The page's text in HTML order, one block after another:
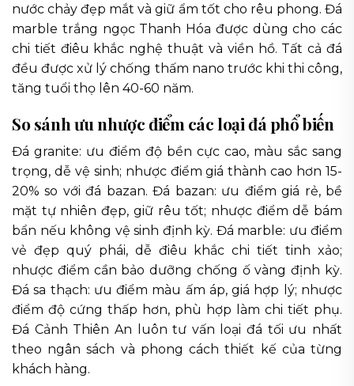
nước chảy đẹp mắt và giữ ẩm tốt cho rêu phong. Đá
marble trắng ngọc Thanh Hóa được dùng cho các
chi tiết điêu khắc nghệ thuật và viền hồ. Tất cả đá
đều được xử lý chống thấm nano trước khi thi công,
tăng tuổi thọ lên 40-60 năm.
So sánh ưu nhược điểm các loại đá phổ biến
Đá granite: ưu điểm độ bền cực cao, màu sắc sang
trọng, dễ vệ sinh; nhược điểm giá thành cao hơn 15-
20% so với đá bazan. Đá bazan: ưu điểm giá rẻ, bề
mặt tự nhiên đẹp, giữ rêu tốt; nhược điểm dễ bám
bẩn nếu không vệ sinh định kỳ. Đá marble: ưu điểm
vẻ đẹp quý phái, dễ điêu khắc chi tiết tinh xảo;
nhược điểm cần bảo dưỡng chống ố vàng định kỳ.
Đá sa thạch: ưu điểm màu ấm áp, giá hợp lý; nhược
điểm độ cứng thấp hơn, phù hợp làm chi tiết phụ.
Đá Cảnh Thiên An luôn tư vấn loại đá tối ưu nhất
theo ngân sách và phong cách thiết kế của từng
khách hàng.